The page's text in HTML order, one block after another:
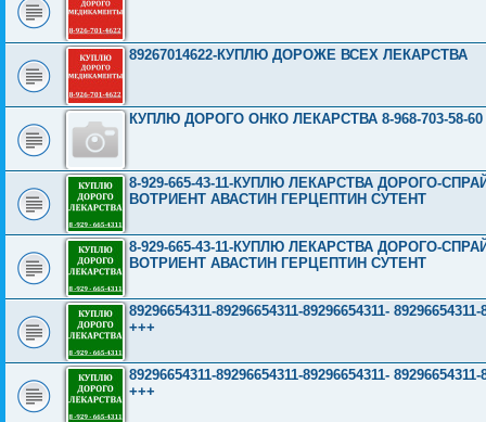
89267014622-КУПЛЮ ДОРОЖЕ ВСЕХ ЛЕКАРСТВА
КУПЛЮ ДОРОГО ОНКО ЛЕКАРСТВА 8-968-703-58-60
8-929-665-43-11-КУПЛЮ ЛЕКАРСТВА ДОРОГО-
ВОТРИЕНТ АВАСТИН ГЕРЦЕПТИН СУТЕНТ
8-929-665-43-11-КУПЛЮ ЛЕКАРСТВА ДОРОГО-
ВОТРИЕНТ АВАСТИН ГЕРЦЕПТИН СУТЕНТ
89296654311-89296654311-89296654311-
+++
89296654311-89296654311-89296654311-
+++